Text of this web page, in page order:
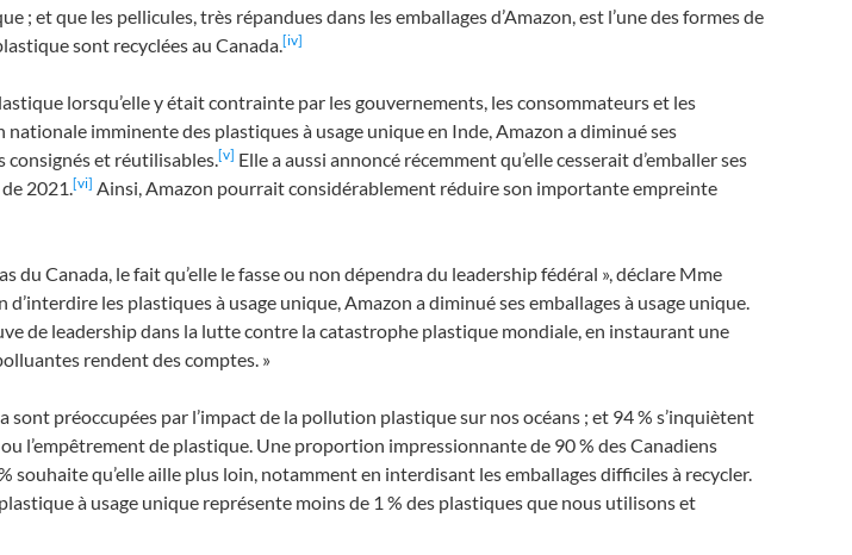
et que les pellicules, très répandues dans les emballages d’Amazon, est l’une des formes de
sont recyclées au Canada.[iv]
lorsqu’elle y était contrainte par les gouvernements, les consommateurs et les
imminente des plastiques à usage unique en Inde, Amazon a diminué ses
consignés et réutilisables.[v] Elle a aussi annoncé récemment qu’elle cesserait d’emballer ses
2021.[vi] Ainsi, Amazon pourrait considérablement réduire son importante empreinte
Canada, le fait qu’elle le fasse ou non dépendra du leadership fédéral », déclare Mme
les plastiques à usage unique, Amazon a diminué ses emballages à usage unique.
de leadership dans la lutte contre la catastrophe plastique mondiale, en instaurant une
rendent des comptes. »
préoccupées par l’impact de la pollution plastique sur nos océans ; et 94 % s’inquiètent
l’empêtrement de plastique. Une proportion impressionnante de 90 % des Canadiens
qu’elle aille plus loin, notamment en interdisant les emballages difficiles à recycler.
à usage unique représente moins de 1 % des plastiques que nous utilisons et